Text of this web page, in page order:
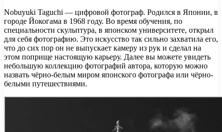
Nobuyuki Taguchi — цифровой фотограф. Родился в Японии, в
городе Йокогама в 1968 году. Во время обучения, по
специальности скульптура, в японском университете, открыл
для себя фотографию. Это искусство так сильно захватила его,
что до сих пор он не выпускает камеру из рук и сделал на
этом поприще настоящую карьеру. Далее вы можете увидеть
небольшую коллекцию фотографий автора, которую можно
назвать чёрно-белым миром японского фотографа или чёрно-
белыми путешествиями.